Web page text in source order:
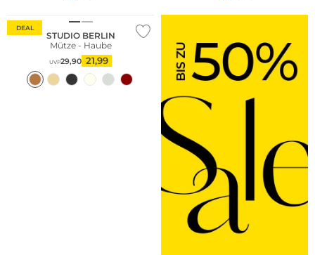
DEAL
STUDIO BERLIN
Mütze - Haube
UVP29,90 21,99